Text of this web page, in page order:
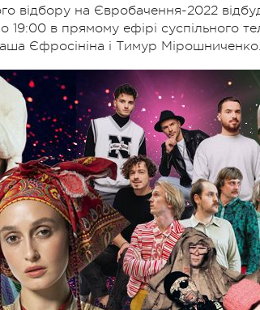
відбору на Євробачення-2022
19:00 в прямому ефірі суспільного
Єфросініна і Тимур Мірошниченко.